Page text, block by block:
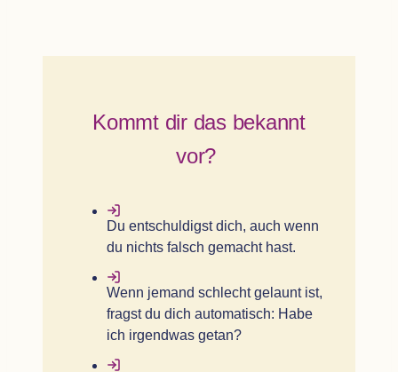
Kommt dir das bekannt
vor?
Du ent­schul­digst dich, auch wenn
du nichts falsch gemacht hast.
Wenn jemand schlecht gelaunt ist,
fragst du dich auto­ma­tisch: Habe
ich irgend­was getan?